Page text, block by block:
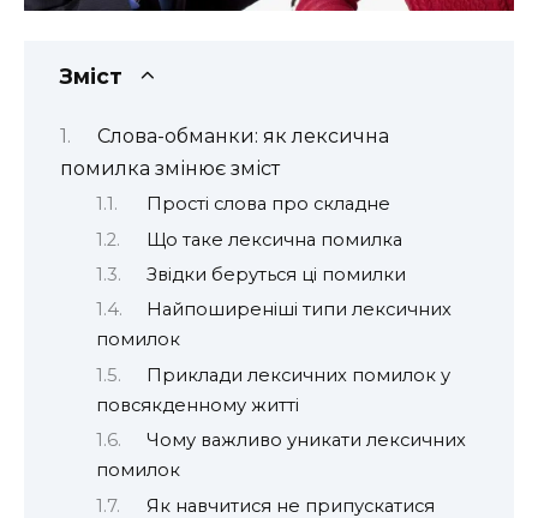
Зміст
Слова-обманки: як лексична
помилка змінює зміст
Прості слова про складне
Що таке лексична помилка
Звідки беруться ці помилки
Найпоширеніші типи лексичних
помилок
Приклади лексичних помилок у
повсякденному житті
Чому важливо уникати лексичних
помилок
Як навчитися не припускатися